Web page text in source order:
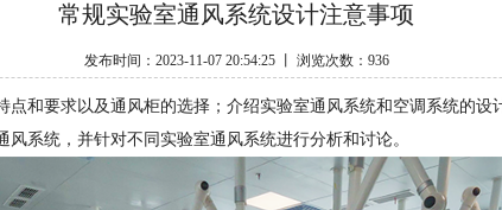
常规实验室通风系统设计注意事项
发布时间：2023-11-07 20:54:25 丨 浏览次数： 936
点和要求以及通风柜的选择；介绍实验室通风系统和空调系统的设
系统，并针对不同实验室通风系统进行分析和讨论。